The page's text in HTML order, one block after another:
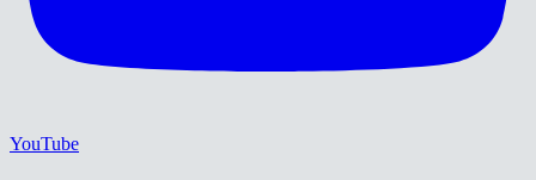
YouTube